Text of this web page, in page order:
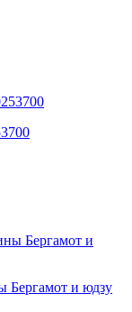
Бергамот и юдзу